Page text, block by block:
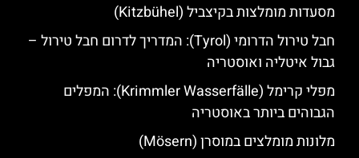
מסעדות מומלצות בקיצביל (Kitzbühel)
חבל טירול הדרומי (Tyrol): המדריך לדרום חבל טירול –
גבול איטליה ואוסטריה
מפלי קרימל (Krimmler Wasserfälle): המפלים
הגבוהים ביותר באוסטריה
מלונות מומלצים במוסרן (Mösern)